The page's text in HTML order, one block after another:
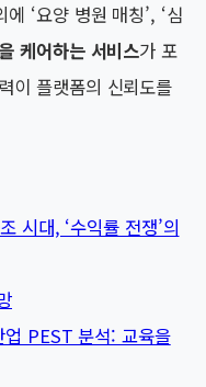
‘요양 병원 매칭’, ‘심
케어하는 서비스가 포
이 플랫폼의 신뢰도를
시대, ‘수익률 전쟁’의
PEST 분석: 교육을